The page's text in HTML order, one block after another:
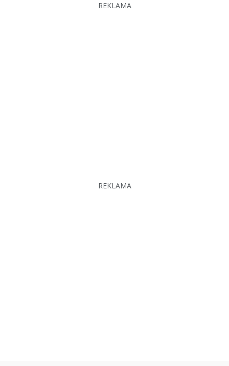
REKLAMA
REKLAMA